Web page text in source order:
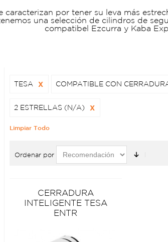
caracterizan por tener su leva más
una selección de cilindros de
compatibel Ezcurra y Kaba
TESA X COMPATIBLE CON
2 ESTRELLAS (N/A) X
Limpiar Todo
Ordenar por
CERRADURA
INTELIGENTE TESA
ENTR